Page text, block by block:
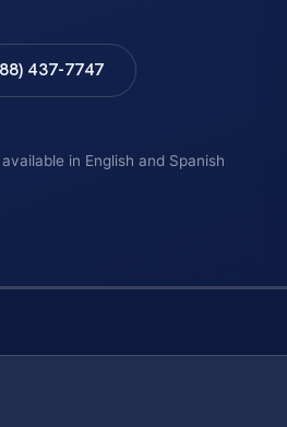
437-7747
in English and Spanish